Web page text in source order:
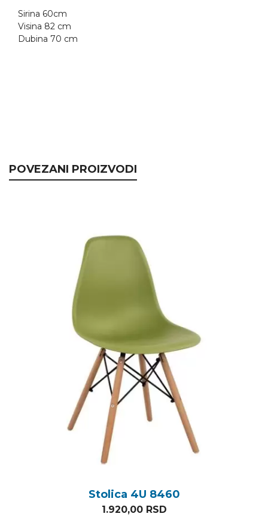
Sirina 60cm
Visina 82 cm
Dubina 70 cm
POVEZANI PROIZVODI
Stolica 4U 8460
1.920,00 RSD